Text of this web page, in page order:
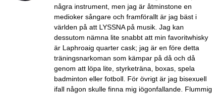
några instrument, men jag är åtminstone en
medioker sångare och framförallt är jag bäst i
världen på att LYSSNA på musik. Jag kan
dessutom nämna lite snabbt att min favoritwhisky
är Laphroaig quarter cask; jag är en före detta
träningsnarkoman som kämpar på då och då
genom att löpa lite, styrketräna, boxas, spela
badminton eller fotboll. För övrigt är jag bisexuell
ifall någon skulle finna mig iögonfallande. Flummig